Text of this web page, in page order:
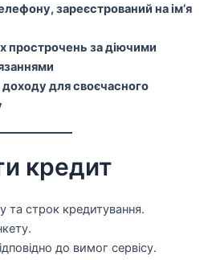
зареєстрований на ім’я
прострочень за діючими
для своєчасного
кредит
та строк кредитування.
до вимог сервісу.